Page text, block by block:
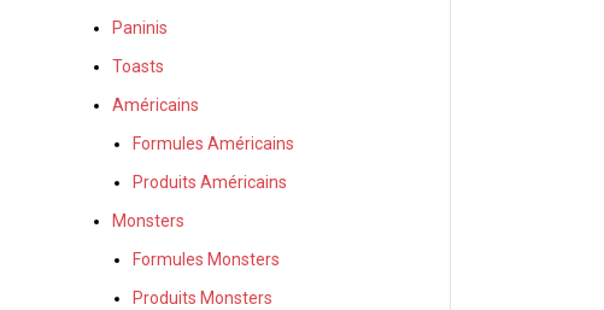
Paninis
Toasts
Américains
Formules Américains
Produits Américains
Monsters
Formules Monsters
Produits Monsters